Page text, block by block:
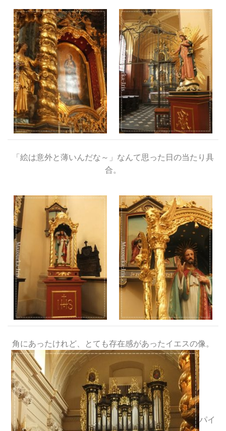
「絵は意外と薄いんだな～」なんて思った日の当たり具
合。
角にあったけれど、とても存在感があったイエスの像。
パイ